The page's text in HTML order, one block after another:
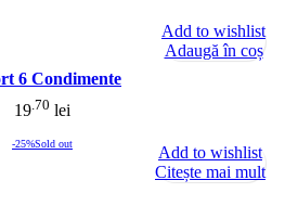
6 Condimente
19 .70 lei
Add to wishlist
Adaugă în coș
-25%Sold out
Add to wishlist
Citește mai mult